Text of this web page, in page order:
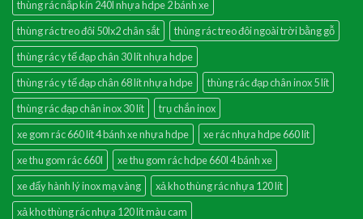
thùng rác nắp kín 240l nhựa hdpe 2 bánh xe
thùng rác treo đôi 50lx2 chân sắt
thùng rác treo đôi ngoài trời bằng gỗ
thùng rác y tế đạp chân 30 lít nhựa hdpe
thùng rác y tế đạp chân 68 lít nhựa hdpe
thùng rác đạp chân inox 5 lít
thùng rác đạp chân inox 30 lít
trụ chắn inox
xe gom rác 660 lít 4 bánh xe nhựa hdpe
xe rác nhựa hdpe 660 lít
xe thu gom rác 660l
xe thu gom rác hdpe 660l 4 bánh xe
xe đẩy hành lý inox mạ vàng
xả kho thùng rác nhựa 120 lít
xả kho thùng rác nhựa 120 lít màu cam